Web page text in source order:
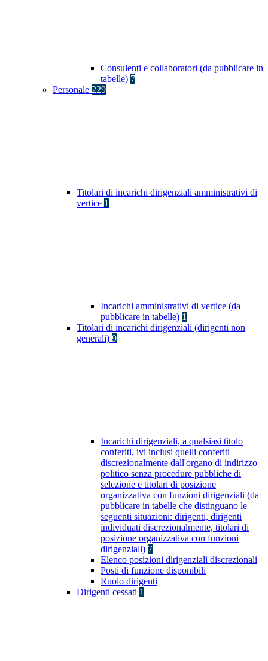
Consulenti e collaboratori (da pubblicare in
tabelle) 7
Personale 229
Titolari di incarichi dirigenziali amministrativi di
vertice 1
Incarichi amministrativi di vertice (da
pubblicare in tabelle) 1
Titolari di incarichi dirigenziali (dirigenti non
generali) 9
Incarichi dirigenziali, a qualsiasi titolo
conferiti, ivi inclusi quelli conferiti
discrezionalmente dall'organo di indirizzo
politico senza procedure pubbliche di
selezione e titolari di posizione
organizzativa con funzioni dirigenziali (da
pubblicare in tabelle che distinguano le
seguenti situazioni: dirigenti, dirigenti
individuati discrezionalmente, titolari di
posizione organizzativa con funzioni
dirigenziali) 7
Elenco posizioni dirigenziali discrezionali
Posti di funzione disponibili
Ruolo dirigenti
Dirigenti cessati 1